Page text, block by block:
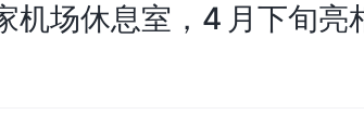
机场休息室，4 月下旬亮